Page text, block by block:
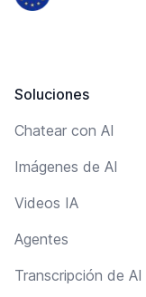
Soluciones
Chatear con AI
Imágenes de AI
Videos IA
Agentes
Transcripción de AI